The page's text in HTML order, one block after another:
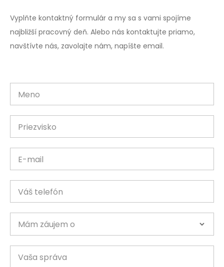
Vyplňte kontaktný formulár a my sa s vami spojíme
najbližší pracovný deň. Alebo nás kontaktujte priamo,
navštívte nás, zavolajte nám, napíšte email.
Meno
Priezvisko
E-mail
Váš telefón
Mám záujem o
Vaša správa